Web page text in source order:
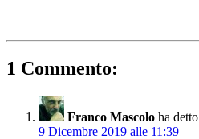
1 Commento:
Franco Mascolo ha
9 Dicembre 2019 alle 11:39